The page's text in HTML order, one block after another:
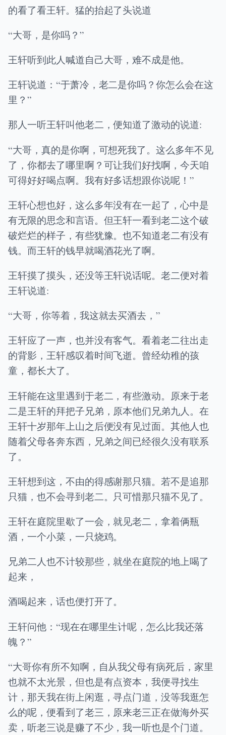
的看了看王轩。猛的抬起了头说道
“大哥，是你吗？”
王轩听到此人喊道自己大哥，难不成是他。
王轩说道：“于萧冷，老二是你吗？你怎么会在这
里？”
那人一听王轩叫他老二，便知道了激动的说道:
“大哥，真的是你啊，可想死我了。这么多年不见
了，你都去了哪里啊？可让我们好找啊，今天咱
可得好好喝点啊。我有好多话想跟你说呢！”
王轩心想也好，这么多年没有在一起了，心中是
有无限的思念和言语。但王轩一看到老二这个破
破烂烂的样子，有些犹豫。也不知道老二有没有
钱。而王轩的钱早就喝酒花光了啊。
王轩摸了摸头，还没等王轩说话呢。老二便对着
王轩说道:
“大哥，你等着，我这就去买酒去，”
王轩应了一声，也并没有客气。看着老二往出走
的背影，王轩感叹着时间飞逝。曾经幼稚的孩
童，都长大了。
王轩能在这里遇到于老二，有些激动。原来于老
二是王轩的拜把子兄弟，原本他们兄弟九人。在
王轩十岁那年上山之后便没有见过面。其他人也
随着父母各奔东西，兄弟之间已经很久没有联系
了。
王轩想到这，不由的得感谢那只猫。若不是追那
只猫，也不会寻到老二。只可惜那只猫不见了。
王轩在庭院里歇了一会，就见老二，拿着俩瓶
酒，一个小菜，一只烧鸡。
兄弟二人也不计较那些，就坐在庭院的地上喝了
起来，
酒喝起来，话也便打开了。
王轩问他：“现在在哪里生计呢，怎么比我还落
魄？”
“大哥你有所不知啊，自从我父母有病死后，家里
也就不太光景，但也是有点资本，我便寻找生
计，那天我在街上闲逛，寻点门道，没等我逛怎
么的呢，便看到了老三，原来老三正在做海外买
卖，听老三说是赚了不少，我一听也是个门道。